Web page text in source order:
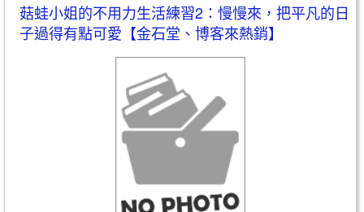
菇蛙小姐的不用力生活練習2：慢慢來，把平凡的日
子過得有點可愛【金石堂、博客來熱銷】